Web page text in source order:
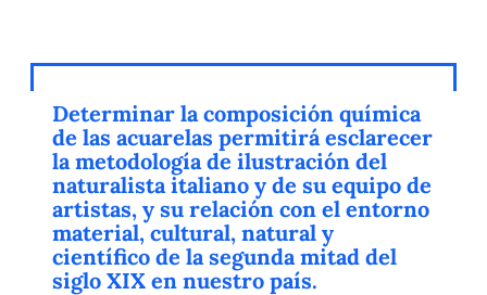
Determinar la composición química
de las acuarelas permitirá esclarecer
la metodología de ilustración del
naturalista italiano y de su equipo de
artistas, y su relación con el entorno
material, cultural, natural y
científico de la segunda mitad del
siglo XIX en nuestro país.